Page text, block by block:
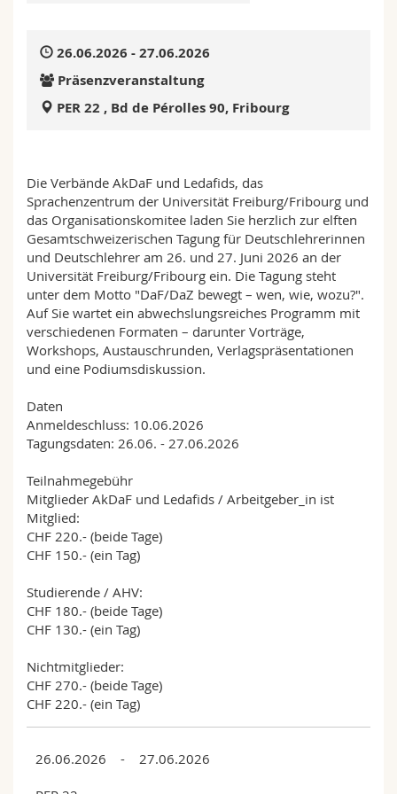
Interfakultär
Doktorierende
Vorlesungsverzeichnis
MyUnifr
26.06.2026 - 27.06.2026
Präsenzveranstaltung
PER 22 , Bd de Pérolles 90, Fribourg
Die Verbände AkDaF und Ledafids, das
Sprachenzentrum der Universität Freiburg/Fribourg und
das Organisationskomitee laden Sie herzlich zur elften
Gesamtschweizerischen Tagung für Deutschlehrerinnen
und Deutschlehrer am 26. und 27. Juni 2026 an der
Universität Freiburg/Fribourg ein. Die Tagung steht
unter dem Motto "DaF/DaZ bewegt – wen, wie, wozu?".
Auf Sie wartet ein abwechslungsreiches Programm mit
verschiedenen Formaten – darunter Vorträge,
Workshops, Austauschrunden, Verlagspräsentationen
und eine Podiumsdiskussion.
Daten
Anmeldeschluss: 10.06.2026
Tagungsdaten: 26.06. - 27.06.2026
Teilnahmegebühr
Mitglieder AkDaF und Ledafids / Arbeitgeber_in ist
Mitglied:
CHF 220.- (beide Tage)
CHF 150.- (ein Tag)
Studierende / AHV:
CHF 180.- (beide Tage)
CHF 130.- (ein Tag)
Nichtmitglieder:
CHF 270.- (beide Tage)
CHF 220.- (ein Tag)
26.06.2026 - 27.06.2026